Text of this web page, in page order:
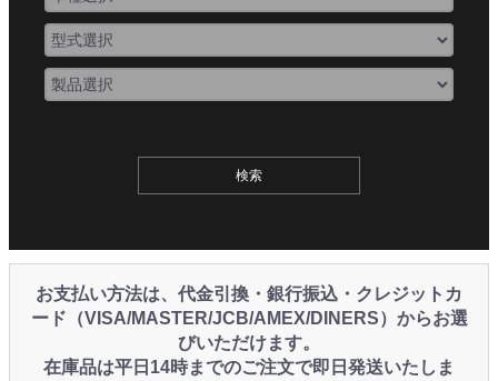
お支払い方法は、代金引換・銀行振込・クレジットカ
ード（VISA/MASTER/JCB/AMEX/DINERS）からお選
びいただけます。
在庫品は平日14時までのご注文で即日発送いたしま